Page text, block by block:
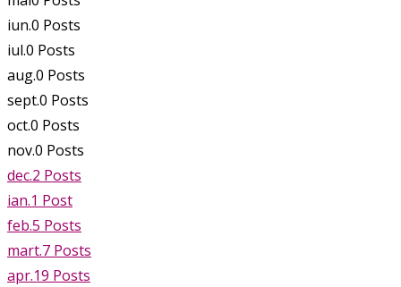
iun.0 Posts
iul.0 Posts
aug.0 Posts
sept.0 Posts
oct.0 Posts
nov.0 Posts
dec.2 Posts
ian.1 Post
feb.5 Posts
mart.7 Posts
apr.19 Posts